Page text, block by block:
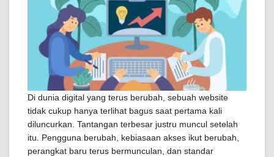
Di dunia digital yang terus berubah, sebuah website
tidak cukup hanya terlihat bagus saat pertama kali
diluncurkan. Tantangan terbesar justru muncul setelah
itu. Pengguna berubah, kebiasaan akses ikut berubah,
perangkat baru terus bermunculan, dan standar